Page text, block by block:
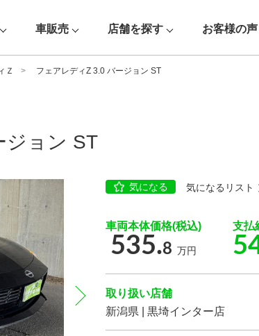
車販売 店舗を探す お客様の声
Ｚ フェアレディZ 3.0 バージョン ST
ジョン ST
気になる 気になるリスト
next
車両本体価格(税込)
535.8 万円
支払
取り扱い店舗
新潟県 | 黒埼インター店